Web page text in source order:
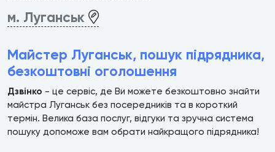
м. Луганськ
Майстер Луганськ, пошук підрядника,
безкоштовні оголошення
Дзвінко - це сервіс, де Ви можете безкоштовно знайти
майстра Луганськ без посередників та в короткий
термін. Велика база послуг, відгуки та зручна система
пошуку допоможе вам обрати найкращого підрядника!